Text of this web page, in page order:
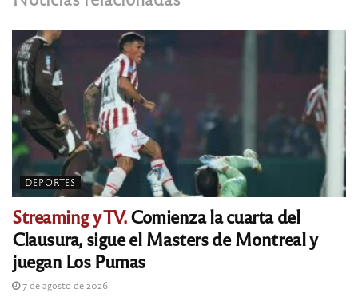
DEPORTES
Streaming y TV.Comienza la cuarta del
Clausura, sigue el Masters de Montreal y
juegan Los Pumas
7 de agosto de 2026